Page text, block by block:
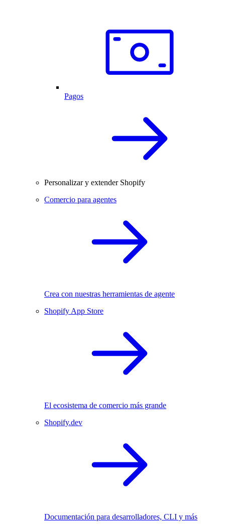
Pagos
Personalizar y extender Shopify
Comercio para agentes
Crea con nuestras herramientas de agente
Shopify App Store
El ecosistema de comercio más grande
Shopify.dev
Documentación para desarrolladores, CLI y más